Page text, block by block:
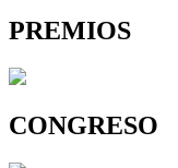
PREMIOS
CONGRESO